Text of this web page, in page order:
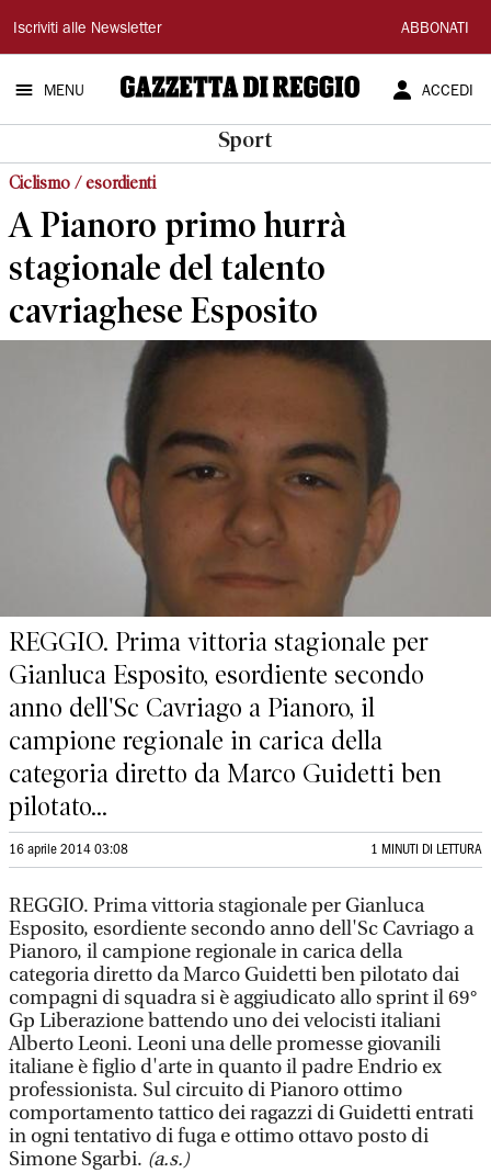
Gazzetta
di
Reggio
Iscriviti alle Newsletter ABBONATI
MENU ACCEDI
Sport
Ciclismo / esordienti
A Pianoro primo hurrà
stagionale del talento
cavriaghese Esposito
REGGIO. Prima vittoria stagionale per
Gianluca Esposito, esordiente secondo
anno dell'Sc Cavriago a Pianoro, il
campione regionale in carica della
categoria diretto da Marco Guidetti ben
pilotato...
16 aprile 2014 03:08 1 MINUTI DI LETTURA
REGGIO. Prima vittoria stagionale per Gianluca
Esposito, esordiente secondo anno dell'Sc Cavriago a
Pianoro, il campione regionale in carica della
categoria diretto da Marco Guidetti ben pilotato dai
compagni di squadra si è aggiudicato allo sprint il 69°
Gp Liberazione battendo uno dei velocisti italiani
Alberto Leoni. Leoni una delle promesse giovanili
italiane è figlio d'arte in quanto il padre Endrio ex
professionista. Sul circuito di Pianoro ottimo
comportamento tattico dei ragazzi di Guidetti entrati
in ogni tentativo di fuga e ottimo ottavo posto di
Simone Sgarbi. (a.s.)